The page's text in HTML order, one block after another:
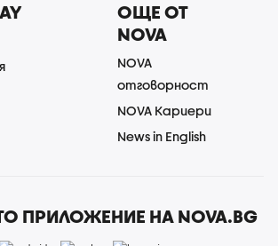
ОЩЕ ОТ
NOVA
NOVA
отговорност
NOVA Кариери
News in English
ПРИЛОЖЕНИЕ НА NOVA.BG